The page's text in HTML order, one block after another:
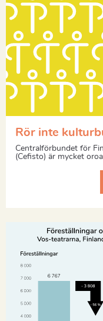
Rör inte
Centralförbundet för
(Cefisto) är mycket